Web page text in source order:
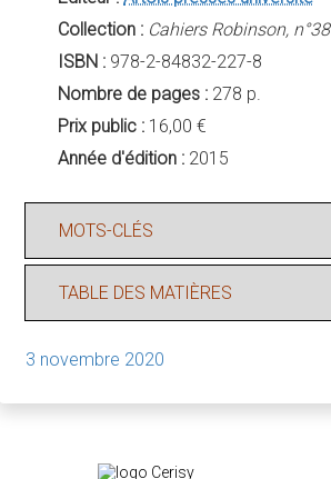
Collection : Cahiers Robinson, n°38
ISBN : 978-2-84832-227-8
Nombre de pages : 278 p.
Prix public : 16,00 €
Année d'édition : 2015
MOTS-CLÉS
TABLE DES MATIÈRES
3 novembre 2020